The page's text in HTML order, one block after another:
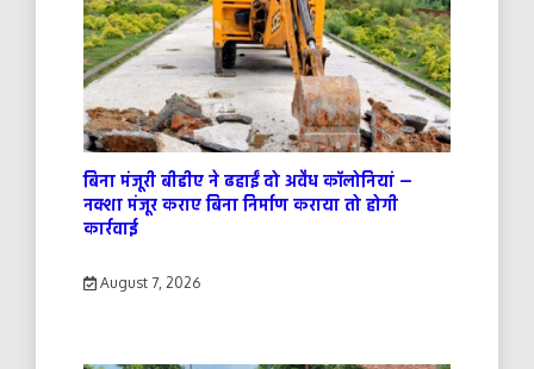
बिना मंजूरी बीडीए ने ढहाईं दो अवैध कॉलोनियां —
नक्शा मंजूर कराए बिना निर्माण कराया तो होगी
कार्रवाई
August 7, 2026